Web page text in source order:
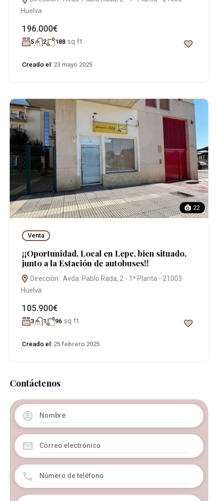
Huelva
196.000€
5 2 188 sq ft
Creado el: 23 mayo 2025
22
Venta
¡¡Oportunidad, Local en Lepe, bien situado,
junto a la Estación de autobuses!!
Dirección : Avda. Pablo Rada, 2 - 1ª Planta - 21003
Huelva
105.900€
3 1 96 sq ft
Creado el: 25 febrero 2025
Contáctenos